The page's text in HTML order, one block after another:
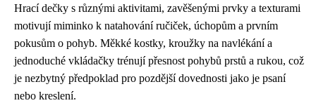
Hrací dečky s různými aktivitami, zavěšenými prvky a texturami
motivují miminko k natahování ručiček, úchopům a prvním
pokusům o pohyb. Měkké kostky, kroužky na navlékání a
jednoduché vkládačky trénují přesnost pohybů prstů a rukou, což
je nezbytný předpoklad pro pozdější dovednosti jako je psaní
nebo kreslení.